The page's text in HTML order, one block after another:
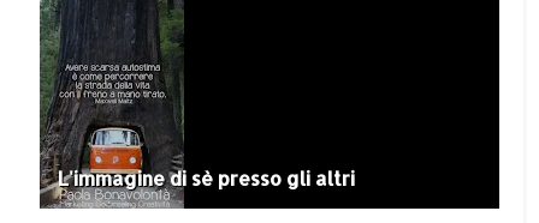
L'immagine di sè presso gli altri